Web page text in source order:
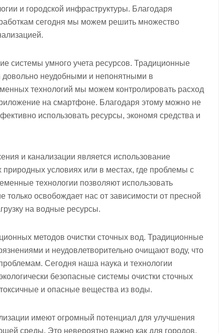
и городской инфраструктуры. Благодаря
сегодня мы можем решить множество
системы умного учета ресурсов. Традиционные
довольно неудобными и непонятными в
технологий мы можем контролировать расход
на смартфоне. Благодаря этому можно не
использовать ресурсы, экономя средства и
и канализации является использование
условиях или в местах, где проблемы с
технологии позволяют использовать
освобождает нас от зависимости от пресной
на водные ресурсы.
методов очистки сточных вод. Традиционные
и неудовлетворительно очищают воду, что
Сегодня наша наука и технологии
безопасные системы очистки сточных
и опасные вещества из воды.
имеют огромный потенциал для улучшения
среды. Это невероятно важно как для городов,